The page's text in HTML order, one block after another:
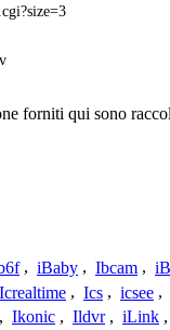
forniti qui sono
, iBaby , Ibcam ,
Icrealtime , Ics , icsee ,
, Ikonic , Ildvr , iLink ,